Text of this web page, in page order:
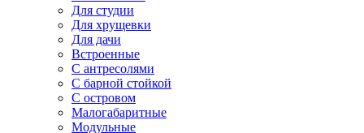
Для студии
Для хрущевки
Для дачи
Встроенные
С антресолями
С барной стойкой
С островом
Малогабаритные
Модульные